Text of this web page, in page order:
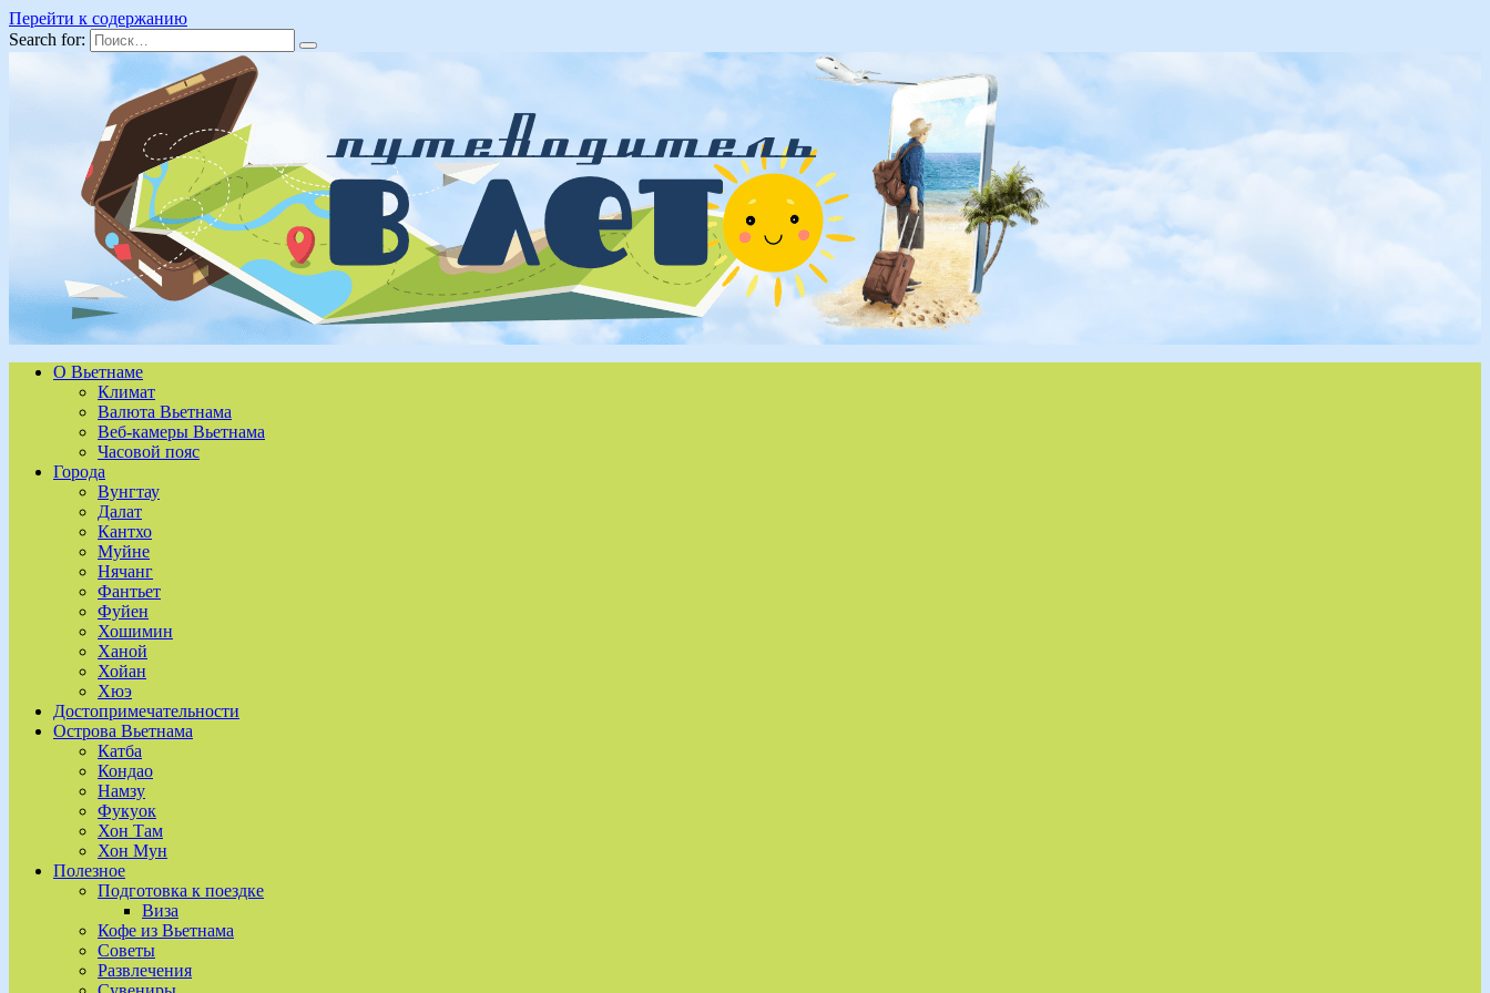
Перейти к содержанию
Search for:
О Вьетнаме
Климат
Валюта Вьетнама
Веб-камеры Вьетнама
Часовой пояс
Города
Вунгтау
Далат
Кантхо
Муйне
Нячанг
Фантьет
Фуйен
Хошимин
Ханой
Хойан
Хюэ
Достопримечательности
Острова Вьетнама
Катба
Кондао
Намзу
Фукуок
Хон Там
Хон Мун
Полезное
Подготовка к поездке
Виза
Кофе из Вьетнама
Советы
Развлечения